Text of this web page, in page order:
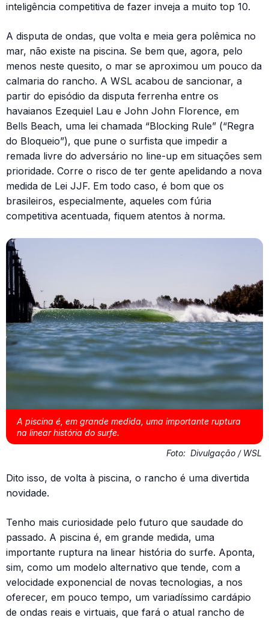
inteligência competitiva de fazer inveja a muito top 10.
A disputa de ondas, que volta e meia gera polêmica no
mar, não existe na piscina. Se bem que, agora, pelo
menos neste quesito, o mar se aproximou um pouco da
calmaria do rancho. A WSL acabou de sancionar, a
partir do episódio da disputa ferrenha entre os
havaianos Ezequiel Lau e John John Florence, em
Bells Beach, uma lei chamada “Blocking Rule” (“Regra
do Bloqueio”), que pune o surfista que impedir a
remada livre do adversário no line-up em situações sem
prioridade. Corre o risco de ter gente apelidando a nova
medida de Lei JJF. Em todo caso, é bom que os
brasileiros, especialmente, aqueles com fúria
competitiva acentuada, fiquem atentos à norma.
A piscina é, em grande medida, uma importante ruptura
na linear história do surfe.
Foto: Divulgação / WSL
Dito isso, de volta à piscina, o rancho é uma divertida
novidade.
Tenho mais curiosidade pelo futuro que saudade do
passado. A piscina é, em grande medida, uma
importante ruptura na linear história do surfe. Aponta,
sim, como um modelo alternativo que tende, com a
velocidade exponencial de novas tecnologias, a nos
oferecer, em pouco tempo, um variadíssimo cardápio
de ondas reais e virtuais, que fará o atual rancho de